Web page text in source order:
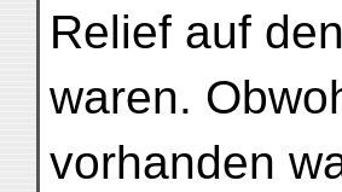
Relief auf
waren.
vorhanden